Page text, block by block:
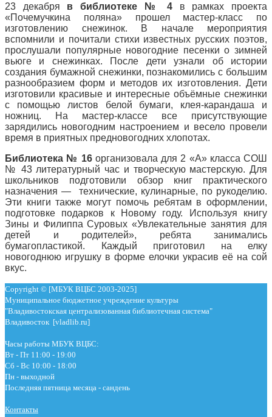
23 декабря в библиотеке № 4 в рамках проекта
«Почемучкина поляна» прошел мастер-класс по
изготовлению снежинок. В начале мероприятия
вспомнили и почитали стихи известных русских поэтов,
прослушали популярные новогодние песенки о зимней
вьюге и снежинках. После дети узнали об истории
создания бумажной снежинки, познакомились с большим
разнообразием форм и методов их изготовления. Дети
изготовили красивые и интересные объёмные снежинки
с помощью листов белой бумаги, клея-карандаша и
ножниц. На мастер-классе все присутствующие
зарядились новогодним настроением и весело провели
время в приятных предновогодних хлопотах.
Библиотека № 16 организовала для 2 «А» класса СОШ
№ 43 литературный час и творческую мастерскую. Для
школьников подготовили обзор книг практического
назначения — технические, кулинарные, по рукоделию.
Эти книги также могут помочь ребятам в оформлении,
подготовке подарков к Новому году. Используя книгу
Зины и Филиппа Суровых «Увлекательные занятия для
детей и родителей», ребята занимались
бумагопластикой. Каждый приготовил на елку
новогоднюю игрушку в форме елочки украсив её на сой
вкус.
Copyright © [МБУК ВЦБС 2003-2025]
Муниципальное бюджетное учреждение культуры
"Владивостокская централизованная библиотечная система"
Владивосток [vladlib.ru]
Часы работы МБУК ВЦБС:
Вт - Пт 11:00 - 19:00
Сб - Вс 10:00 - 18:00
Пн - выходной
Последняя пятница месяца - сандень
Контакты